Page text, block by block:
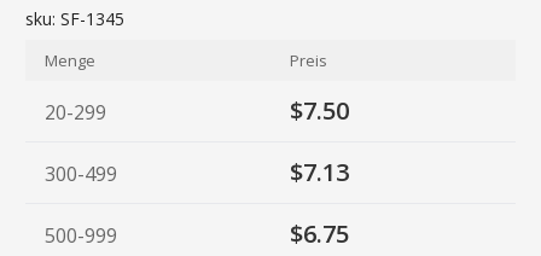
sku: SF-1345
Menge Preis
20-299 $7.50
300-499 $7.13
500-999 $6.75